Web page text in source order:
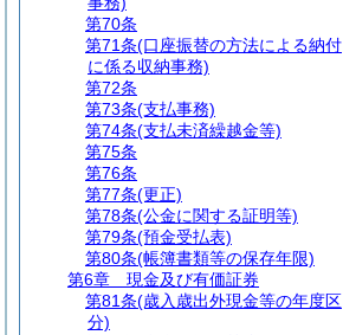
第70条
第71条(口座振替の方法による納付
に係る収納事務)
第72条
第73条(支払事務)
第74条(支払未済繰越金等)
第75条
第76条
第77条(更正)
第78条(公金に関する証明等)
第79条(預金受払表)
第80条(帳簿書類等の保存年限)
第6章
現金及び有価証券
第81条(歳入歳出外現金等の年度区
分)